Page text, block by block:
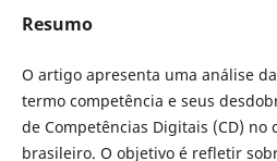
Resumo
O artigo apresenta uma análise
termo competência e seus
de Competências Digitais (CD) no
brasileiro. O objetivo é refletir